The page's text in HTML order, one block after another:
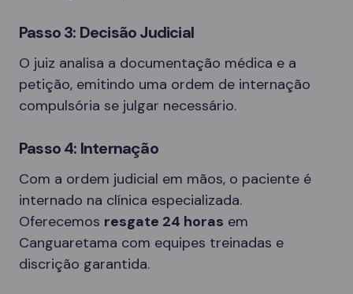
Passo 3: Decisão Judicial
O juiz analisa a documentação médica e a
petição, emitindo uma ordem de internação
compulsória se julgar necessário.
Passo 4: Internação
Com a ordem judicial em mãos, o paciente é
internado na clínica especializada.
Oferecemos resgate 24 horas em
Canguaretama com equipes treinadas e
discrição garantida.